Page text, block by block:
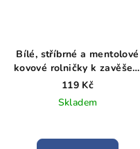
Bílé, stříbrné a mentolové
kovové rolničky k zavěšení
6 ks
119 Kč
Skladem